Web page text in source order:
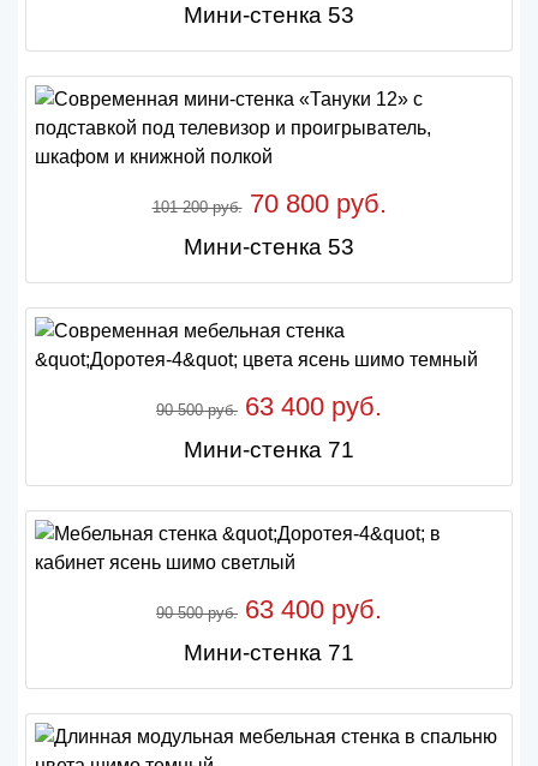
Мини-стенка 53
101 200 руб.70 800 руб.
Мини-стенка 53
90 500 руб. 63 400 руб.
Мини-стенка 71
90 500 руб. 63 400 руб.
Мини-стенка 71